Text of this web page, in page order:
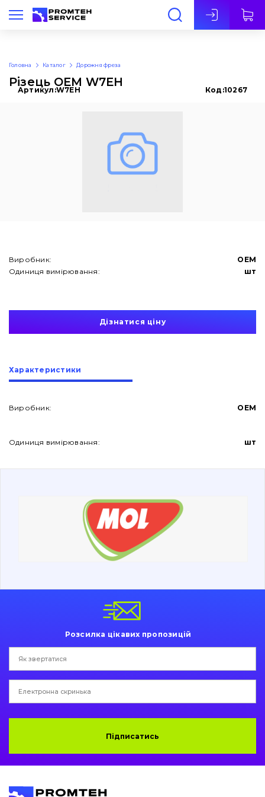
Укр
Про нас
Контакти
Вакансії
Фільтри та мастильні матеріали
Захист (ковша, адаптера)
Пальці та Втулки
Гідравліка
написати
листа
Головна Каталог Дорожня фреза
Різець OEM W7EH
Артикул:W7EH Код:10267
Виробник:
OEM
Одиниця вимірювання:
шт
Дізнатися ціну
Характеристики
Виробник: OEM
Одиниця вимірювання: шт
Розсилка цікавих пропозицій
Підписатись